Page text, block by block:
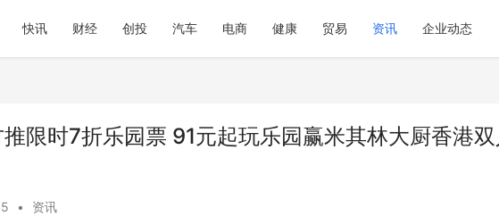
快讯 财经 创投 汽车 电商 健康 贸易 资讯 企业动态
限时7折乐园票 91元起玩乐园赢米其林大厨香港双
• 资讯